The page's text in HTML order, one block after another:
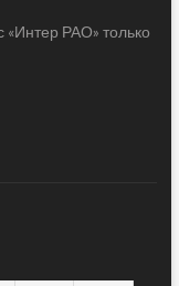
РАО» только